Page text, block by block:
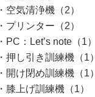
空気清浄機（2）
プリンター（2）
PC：Let’s note（1）
押し引き訓練機（1）
開け閉め訓練機（1）
膝上げ訓練機（1）